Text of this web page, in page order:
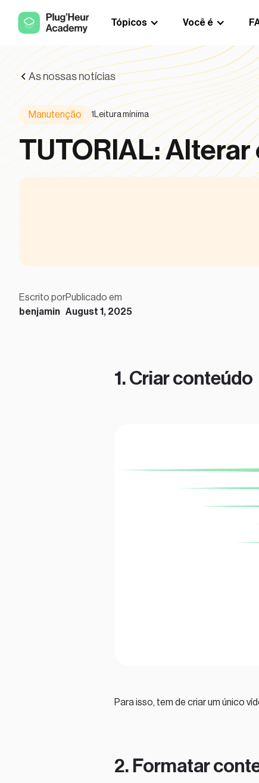
Tópicos Você é
As nossas notícias
Manutenção 1 Leitura mínima
TUTORIAL:
Escrito por
benjamin
Publicado em
August 1, 2025
1. Criar conteúdo
Para isso, tem de criar um único
2. Formatar